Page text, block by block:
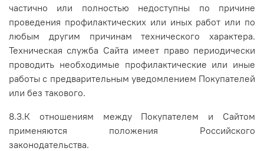
частично или полностью недоступны по причине
проведения профилактических или иных работ или по
любым другим причинам технического характера.
Техническая служба Сайта имеет право периодически
проводить необходимые профилактические или иные
работы с предварительным уведомлением Покупателей
или без такового.
8.3.К отношениям между Покупателем и Сайтом
применяются положения Российского
законодательства.